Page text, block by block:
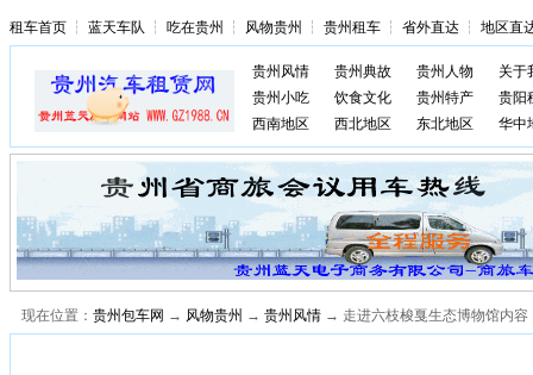
租车首页 ┆ 蓝天车队 ┆ 吃在贵州 ┆ 风物贵州 ┆ 贵州租车 ┆ 省外直达 ┆ 地区直
贵州风情 贵州典故 贵州人物
关于
贵州小吃
饮食文化 贵州特产
贵阳
西南地区
西北地区 东北地区 华中
现在位置： 贵州包车网 → 风物贵州 → 贵州风情 → 走进六枝梭戛生态博物馆内容